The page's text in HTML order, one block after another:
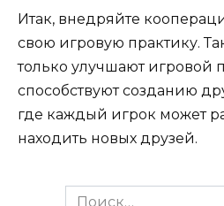
Итак, внедряйте
свою игровую практику.
только улучшают игровой
способствуют созданию
где каждый игрок может
находить новых друзей.
Search